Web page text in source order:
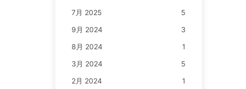
7月 2025
5
9月 2024
3
8月 2024
1
3月 2024
5
2月 2024
1